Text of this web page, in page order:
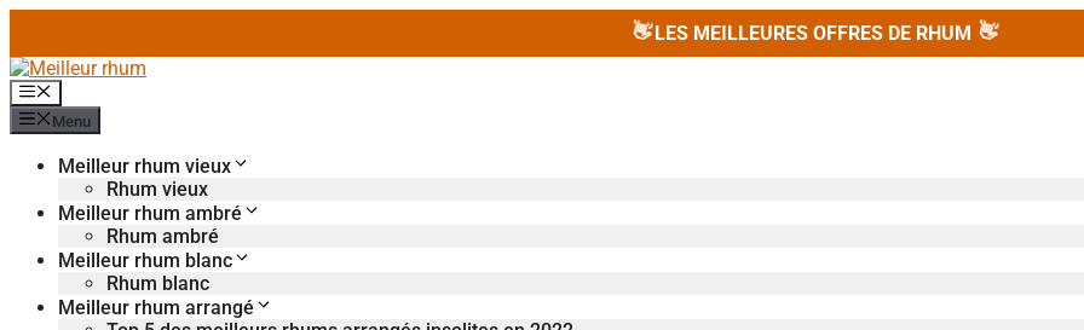
contenu
👋LES MEILLEURES OFFRES DE RHUM 👋
Menu
Menu
Meilleur rhum vieux
Rhum vieux
Meilleur rhum ambré
Rhum ambré
Meilleur rhum blanc
Rhum blanc
Meilleur rhum arrangé